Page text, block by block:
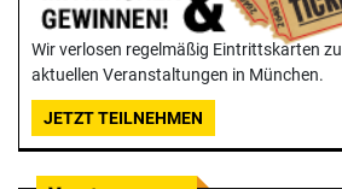
Wir verlosen regelmäßig Eintrittskarten zu
aktuellen Veranstaltungen in München.
JETZT TEILNEHMEN